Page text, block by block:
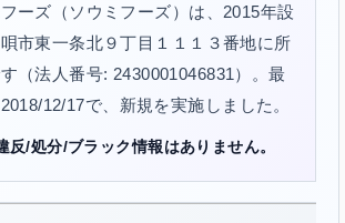
ーズ（ソウミフーズ）は、2015年設
市東一条北９丁目１１１３番地に所
（法人番号: 2430001046831）。最
12/17で、新規を実施しました。
反/処分/ブラック情報はありません。